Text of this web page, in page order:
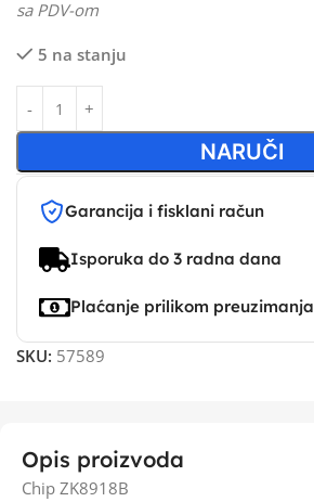
sa PDV-om
5 na stanju
NARUČI
Garancija i fisklani račun
Isporuka do 3 radna dana
Plaćanje prilikom preuzimanja
SKU: 57589
Opis proizvoda
Chip ZK8918B